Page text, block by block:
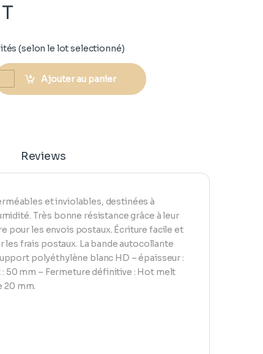
(selon le lot selectionné)
Ajouter au panier
Reviews
et inviolables, destinées à
Très bonne résistance grâce à leur
pour les envois postaux. Écriture facile et
frais postaux. La bande autocollante
polyéthylène blanc HD – épaisseur :
50 mm – Fermeture définitive : Hot melt
20 mm.